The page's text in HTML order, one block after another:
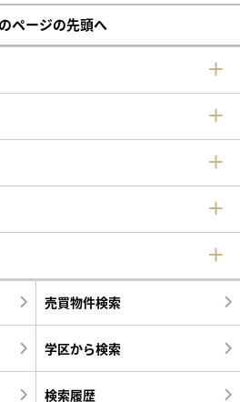
ページの先頭へ
売買物件検索
学区から検索
検索履歴